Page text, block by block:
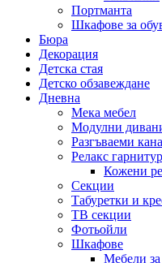
Портманта
Шкафове за
Бюра
Декорация
Детска стая
Детско обзавеждане
Дневна
Мека мебел
Модулни
Разгъваеми
Релакс
Кожени
Секции
Табуретки и
ТВ секции
Фотьойли
Шкафове
Мебели